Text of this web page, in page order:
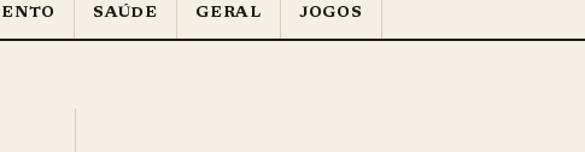
SAÚDE GERAL JOGOS